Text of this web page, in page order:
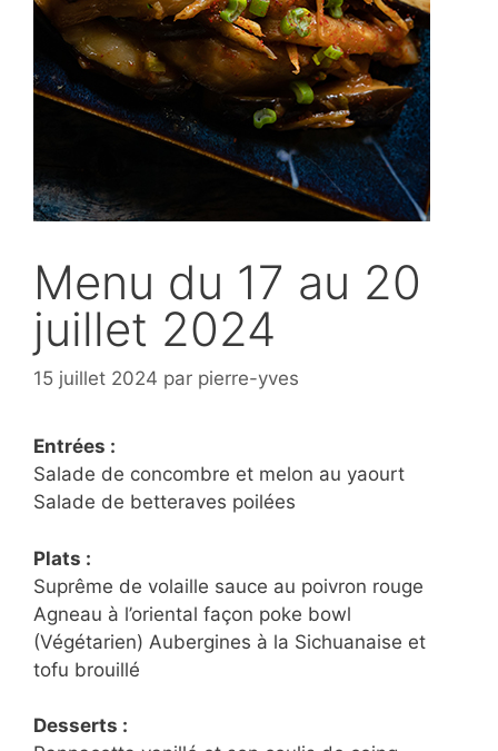
Menu du 17 au 20
juillet 2024
15 juillet 2024 par pierre-yves
Entrées :
Salade de concombre et melon au yaourt
Salade de betteraves poilées
Plats :
Suprême de volaille sauce au poivron rouge
Agneau à l’oriental façon poke bowl
(Végétarien) Aubergines à la Sichuanaise et
tofu brouillé
Desserts :